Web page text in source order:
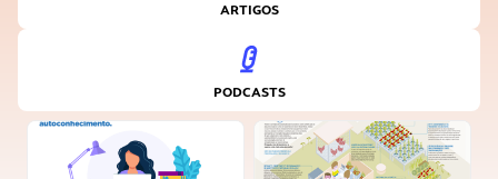
ARTIGOS
PODCASTS